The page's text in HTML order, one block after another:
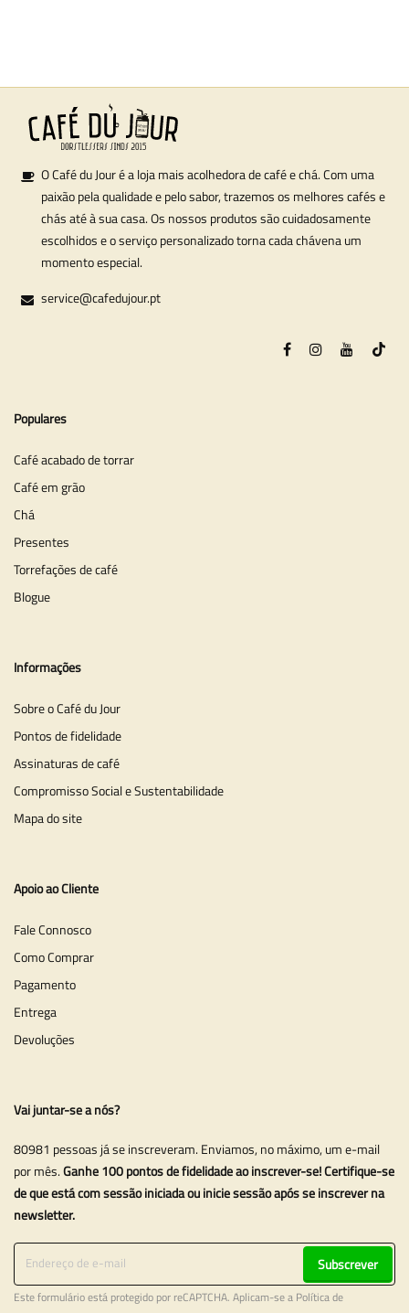
O Café du Jour é a loja mais acolhedora de café e chá. Com uma
paixão pela qualidade e pelo sabor, trazemos os melhores cafés e
chás até à sua casa. Os nossos produtos são cuidadosamente
escolhidos e o serviço personalizado torna cada chávena um
momento especial.
service@cafedujour.pt
Populares
Café acabado de torrar
Café em grão
Chá
Presentes
Torrefações de café
Blogue
Informações
Sobre o Café du Jour
Pontos de fidelidade
Assinaturas de café
Compromisso Social e Sustentabilidade
Mapa do site
Apoio ao Cliente
Fale Connosco
Como Comprar
Pagamento
Entrega
Devoluções
Vai juntar-se a nós?
80981 pessoas já se inscreveram. Enviamos, no máximo, um e-mail
por mês.Ganhe 100 pontos de fidelidade ao inscrever-se! Certifique-se
de que está com sessão iniciada ou inicie sessão após se inscrever na
newsletter.
Subscrever
Este formulário está protegido por reCAPTCHA. Aplicam-se a Política de